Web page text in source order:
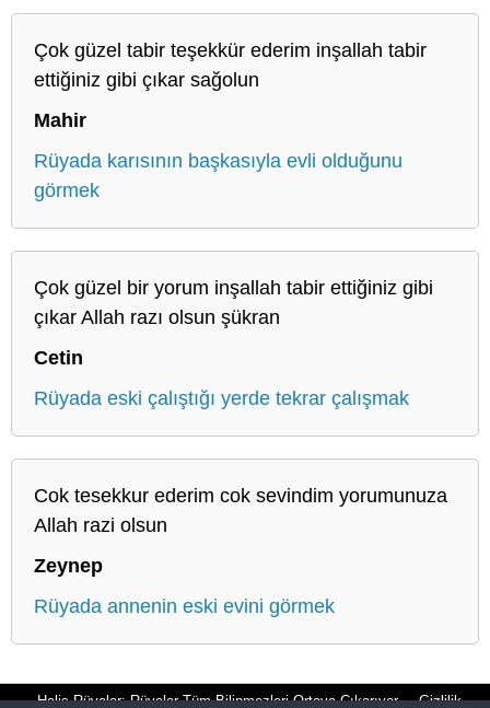
Çok güzel tabir teşekkür ederim inşallah tabir
ettiğiniz gibi çıkar sağolun
Mahir
Rüyada karısının başkasıyla evli olduğunu
görmek
Çok güzel bir yorum inşallah tabir ettiğiniz gibi
çıkar Allah razı olsun şükran
Cetin
Rüyada eski çalıştığı yerde tekrar çalışmak
Cok tesekkur ederim cok sevindim yorumunuza
Allah razi olsun
Zeynep
Rüyada annenin eski evini görmek
Halis Rüyalar: Rüyalar Tüm Bilinmezleri Ortaya Çıkarıyor Gizlilik